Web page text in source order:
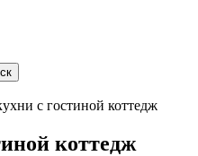
с гостиной коттедж
коттедж